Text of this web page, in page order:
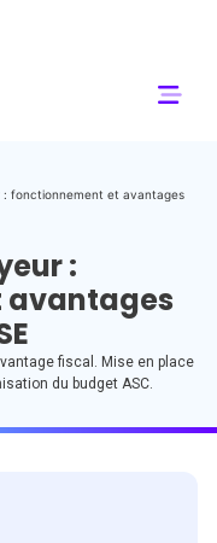
: fonctionnement et avantages
:
avantages
fiscal. Mise en place
du budget ASC.